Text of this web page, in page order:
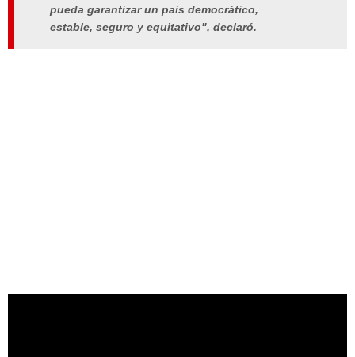
pueda garantizar un país democrático,
estable, seguro y equitativo", declaró.